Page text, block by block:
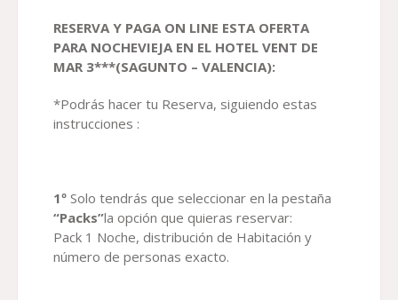
RESERVA Y PAGA ON LINE ESTA OFERTA
PARA NOCHEVIEJA EN EL HOTEL VENT DE
MAR 3***(SAGUNTO – VALENCIA):
*Podrás hacer tu Reserva, siguiendo estas
instrucciones :
1º Solo tendrás que seleccionar en la pestaña
“Packs”la opción que quieras reservar:
Pack 1 Noche, distribución de Habitación y
número de personas exacto.